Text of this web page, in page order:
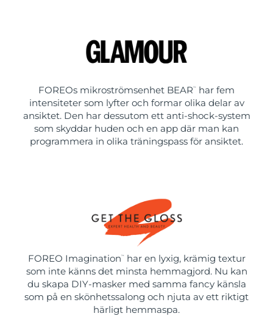
FOREOs mikroströmsenhet BEAR ™
har fem
intensiteter som lyfter och formar olika delar av
ansiktet. Den har dessutom ett anti-shock-system
som skyddar huden och en app där man kan
programmera in olika träningspass för ansiktet.
FOREO Imagination ™
har en lyxig, krämig textur
som inte känns det minsta hemmagjord. Nu kan
du skapa DIY-masker med samma fancy känsla
som på en skönhetssalong och njuta av ett riktigt
härligt hemmaspa.